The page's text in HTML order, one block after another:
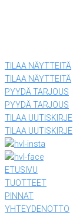
TILAA NÄYTTEITÄ
TILAA NÄYTTEITÄ
PYYDÄ TARJOUS
PYYDÄ TARJOUS
TILAA UUTISKIRJE
TILAA UUTISKIRJE
ETUSIVU
TUOTTEET
PINNAT
YHTEYDENOTTO